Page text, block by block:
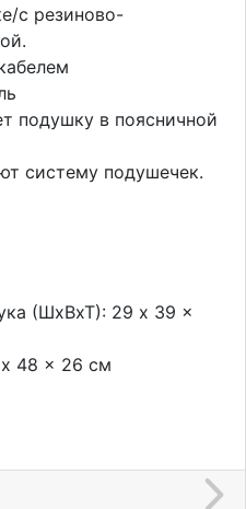
с резиново-
подушку в поясничной
систему подушечек.
(ШхВхТ): 29 x 39 x
48 x 26 см